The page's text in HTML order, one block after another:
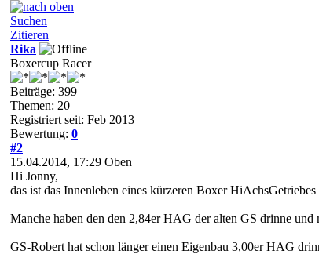
Suchen
Zitieren
Rika
Boxercup Racer
Beiträge: 399
Themen: 20
Registriert seit: Feb 2013
Bewertung: 0
#2
15.04.2014, 17:29 Oben
Hi Jonny,
das ist das Innenleben eines kürzeren Boxer
Manche haben den den 2,84er HAG der alten GS drinne
GS-Robert hat schon länger einen Eigenbau 3,00er HAG